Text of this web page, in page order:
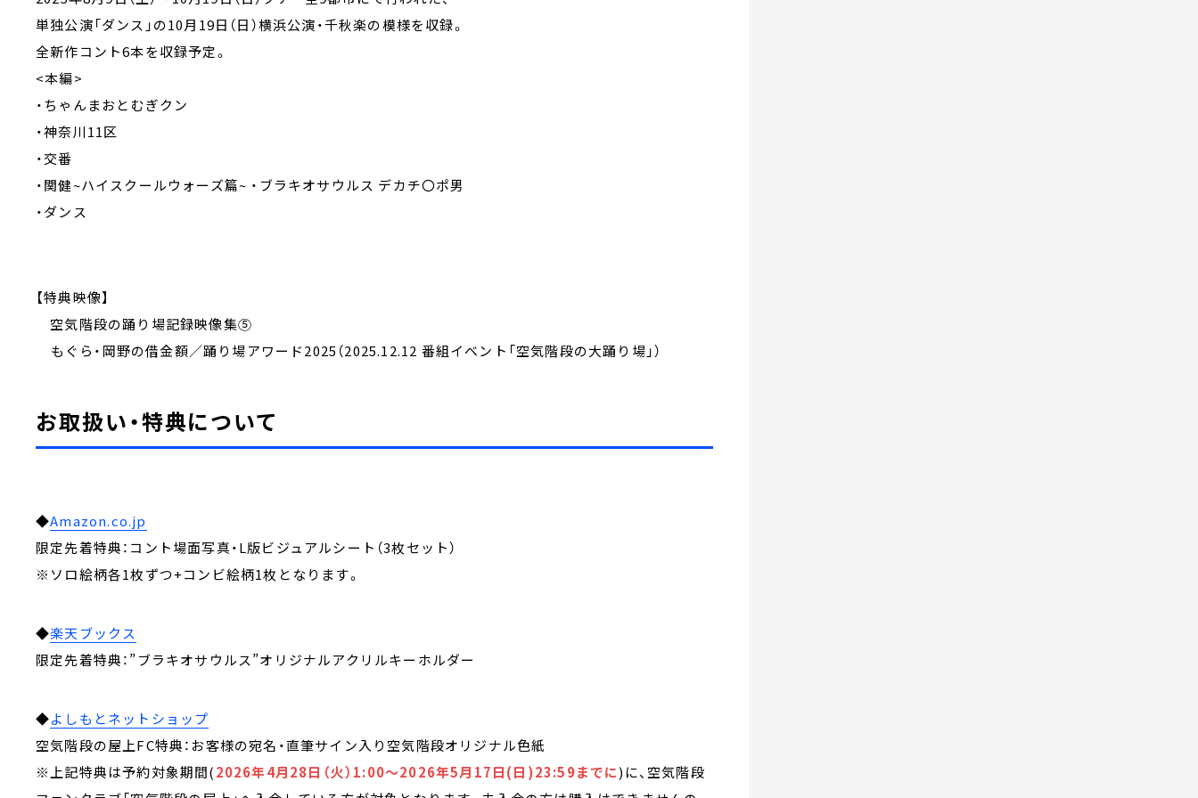
単独公演「ダンス」の10月19日（日）横浜公演・千秋楽の模様を収録。
全新作コント6本を収録予定。
<本編>
・ちゃんまおとむぎクン
・神奈川11区
・交番
・関健~ハイスクールウォーズ篇~ ・ブラキオサウルス デカチ〇ポ男
・ダンス
【特典映像】
空気階段の踊り場記録映像集⑤
もぐら・岡野の借金額／踊り場アワード2025（2025.12.12 番組イベント「空気階段の大踊り場」）
お取扱い・特典について
◆Amazon.co.jp
限定先着特典：コント場面写真・L版ビジュアルシート（3枚セット）
※ソロ絵柄各1枚ずつ+コンビ絵柄1枚となります。
◆楽天ブックス
限定先着特典：”ブラキオサウルス”オリジナルアクリルキーホルダー
◆よしもとネットショップ
空気階段の屋上FC特典：お客様の宛名・直筆サイン入り空気階段オリジナル色紙
※上記特典は予約対象期間(2026年4月28日（火）1:00～2026年5月17日(日)23:59までに)に、空気階段